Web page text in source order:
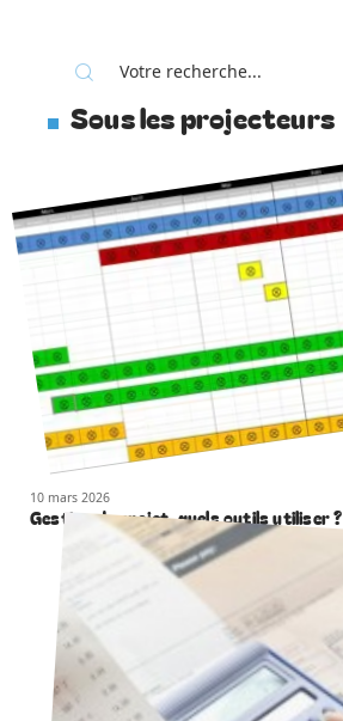
Sous les projecteurs
10 mars 2026
Gestion de projet, quels outils utiliser ?